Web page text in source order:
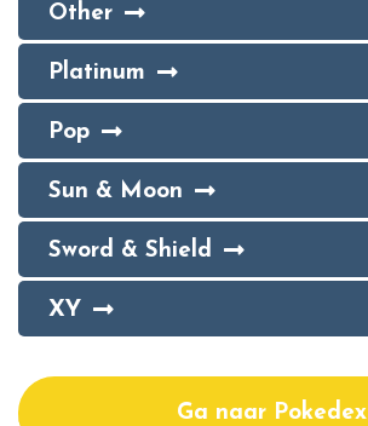
Other
Platinum
Pop
Sun & Moon
Sword & Shield
XY
Ga naar Pokedex